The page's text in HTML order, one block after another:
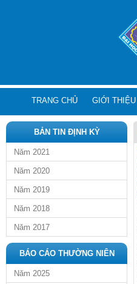
TRANG CHỦ GIỚI THIỆU
BẢN TIN ĐỊNH KỲ
Năm 2021
Năm 2020
Năm 2019
Năm 2018
Năm 2017
BÁO CÁO THƯỜNG NIÊN
Năm 2025